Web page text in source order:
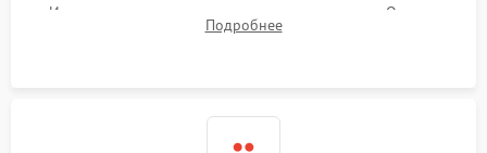
Измерение входного и выходного напряжения. Оценка
реакции ИБП на отключение основного питания без
Подробнее